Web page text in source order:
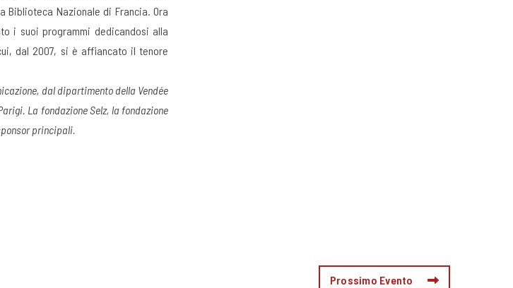
Nazionale di Francia. Ora
i suoi programmi dedicandosi alla
dal 2007, si è affiancato il tenore
dal dipartimento della Vendée
La fondazione Selz, la fondazione
principali.
Prossimo Evento